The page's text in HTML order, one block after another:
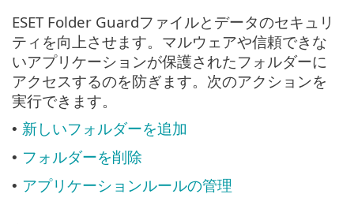
ESET Folder Guardファイルとデータのセキュリ
ティを向上させます。マルウェアや信頼できな
いアプリケーションが保護されたフォルダーに
アクセスするのを防ぎます。次のアクションを
実行できます。
• 新しいフォルダーを追加
• フォルダーを削除
• アプリケーションルールの管理